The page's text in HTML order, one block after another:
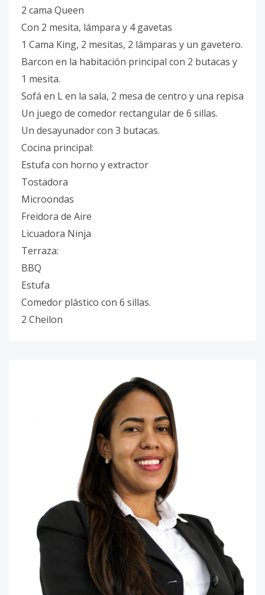
2 cama Queen
Con 2 mesita, lámpara y 4 gavetas
1 Cama King, 2 mesitas, 2 lámparas y un gavetero.
Barcon en la habitación principal con 2 butacas y
1 mesita.
Sofá en L en la sala, 2 mesa de centro y una repisa
Un juego de comedor rectangular de 6 sillas.
Un desayunador con 3 butacas.
Cocina principal:
Estufa con horno y extractor
Tostadora
Microondas
Freidora de Aire
Licuadora Ninja
Terraza:
BBQ
Estufa
Comedor plástico con 6 sillas.
2 Cheilon